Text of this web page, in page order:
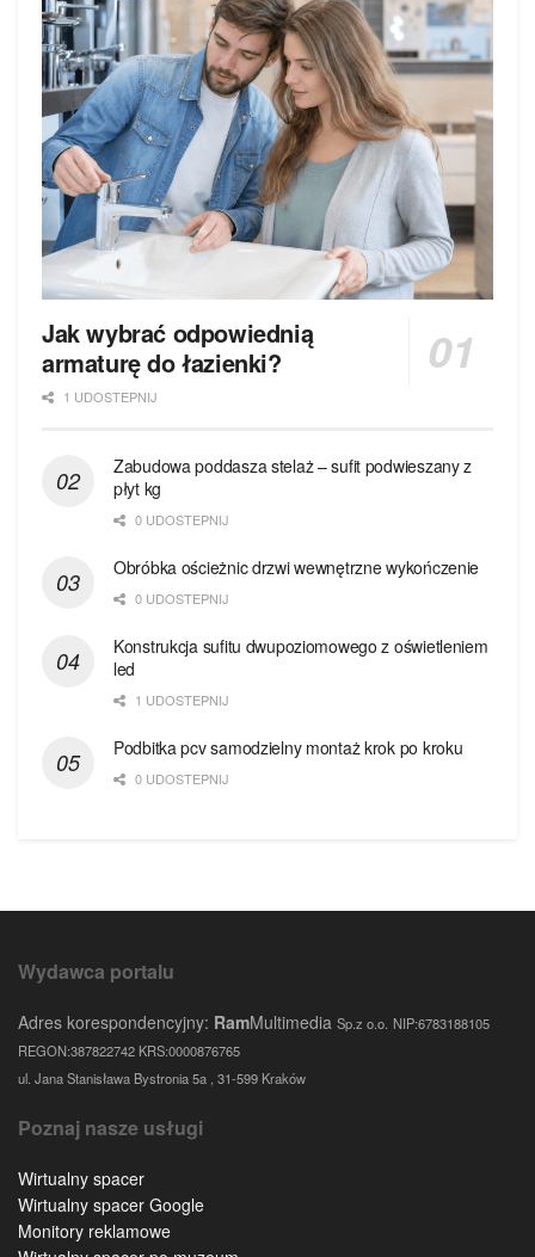
Jak wybrać odpowiednią
armaturę do łazienki?
1 UDOSTEPNIJ
Zabudowa poddasza stelaż – sufit podwieszany z
płyt kg
0 UDOSTEPNIJ
Obróbka ościeżnic drzwi wewnętrzne wykończenie
0 UDOSTEPNIJ
Konstrukcja sufitu dwupoziomowego z oświetleniem
led
1 UDOSTEPNIJ
Podbitka pcv samodzielny montaż krok po kroku
0 UDOSTEPNIJ
Wydawca portalu
Adres korespondencyjny: RamMultimedia Sp.z o.o. NIP:6783188105
REGON:387822742 KRS:0000876765
ul. Jana Stanisława Bystronia 5a , 31-599 Kraków
Poznaj nasze usługi
Wirtualny spacer
Wirtualny spacer Google
Monitory reklamowe